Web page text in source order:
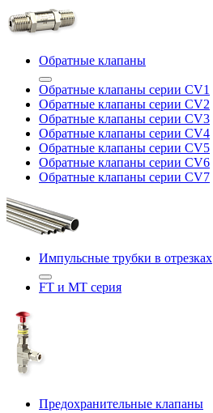
Обратные клапаны
Обратные клапаны серии CV1
Обратные клапаны серии CV2
Обратные клапаны серии CV3
Обратные клапаны серии CV4
Обратные клапаны серии CV5
Обратные клапаны серии CV6
Обратные клапаны серии CV7
Импульсные трубки в отрезках
FT и MT серия
Предохранительные клапаны